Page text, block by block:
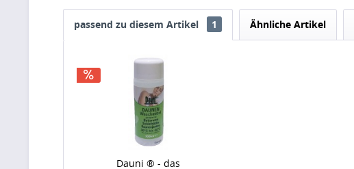
passend zu diesem Artikel 1 Ähnliche Artikel
Dauni ® - das